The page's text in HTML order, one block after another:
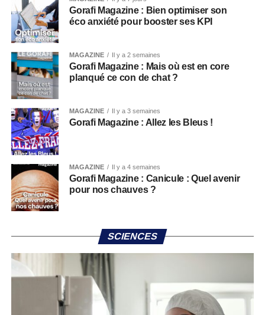
Gorafi Magazine : Bien optimiser son
éco anxiété pour booster ses KPI
MAGAZINE Il y a 2 semaines
Gorafi Magazine : Mais où est en core
planqué ce con de chat ?
MAGAZINE Il y a 3 semaines
Gorafi Magazine : Allez les Bleus !
MAGAZINE Il y a 4 semaines
Gorafi Magazine : Canicule : Quel avenir
pour nos chauves ?
SCIENCES